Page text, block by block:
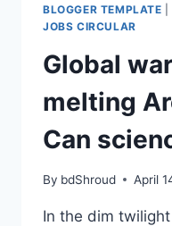
BLOGGER TEMPLATE |
JOBS CIRCULAR
Global
melting
Can
By bdShroud April
In the dim